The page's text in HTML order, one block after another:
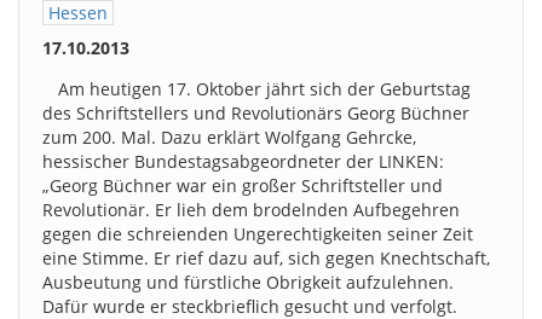
Hessen
17.10.2013
Am heutigen 17. Oktober jährt sich der Geburtstag
des Schriftstellers und Revolutionärs Georg Büchner
zum 200. Mal. Dazu erklärt Wolfgang Gehrcke,
hessischer Bundestagsabgeordneter der LINKEN:
„Georg Büchner war ein großer Schriftsteller und
Revolutionär. Er lieh dem brodelnden Aufbegehren
gegen die schreienden Ungerechtigkeiten seiner Zeit
eine Stimme. Er rief dazu auf, sich gegen Knechtschaft,
Ausbeutung und fürstliche Obrigkeit aufzulehnen.
Dafür wurde er steckbrieflich gesucht und verfolgt.